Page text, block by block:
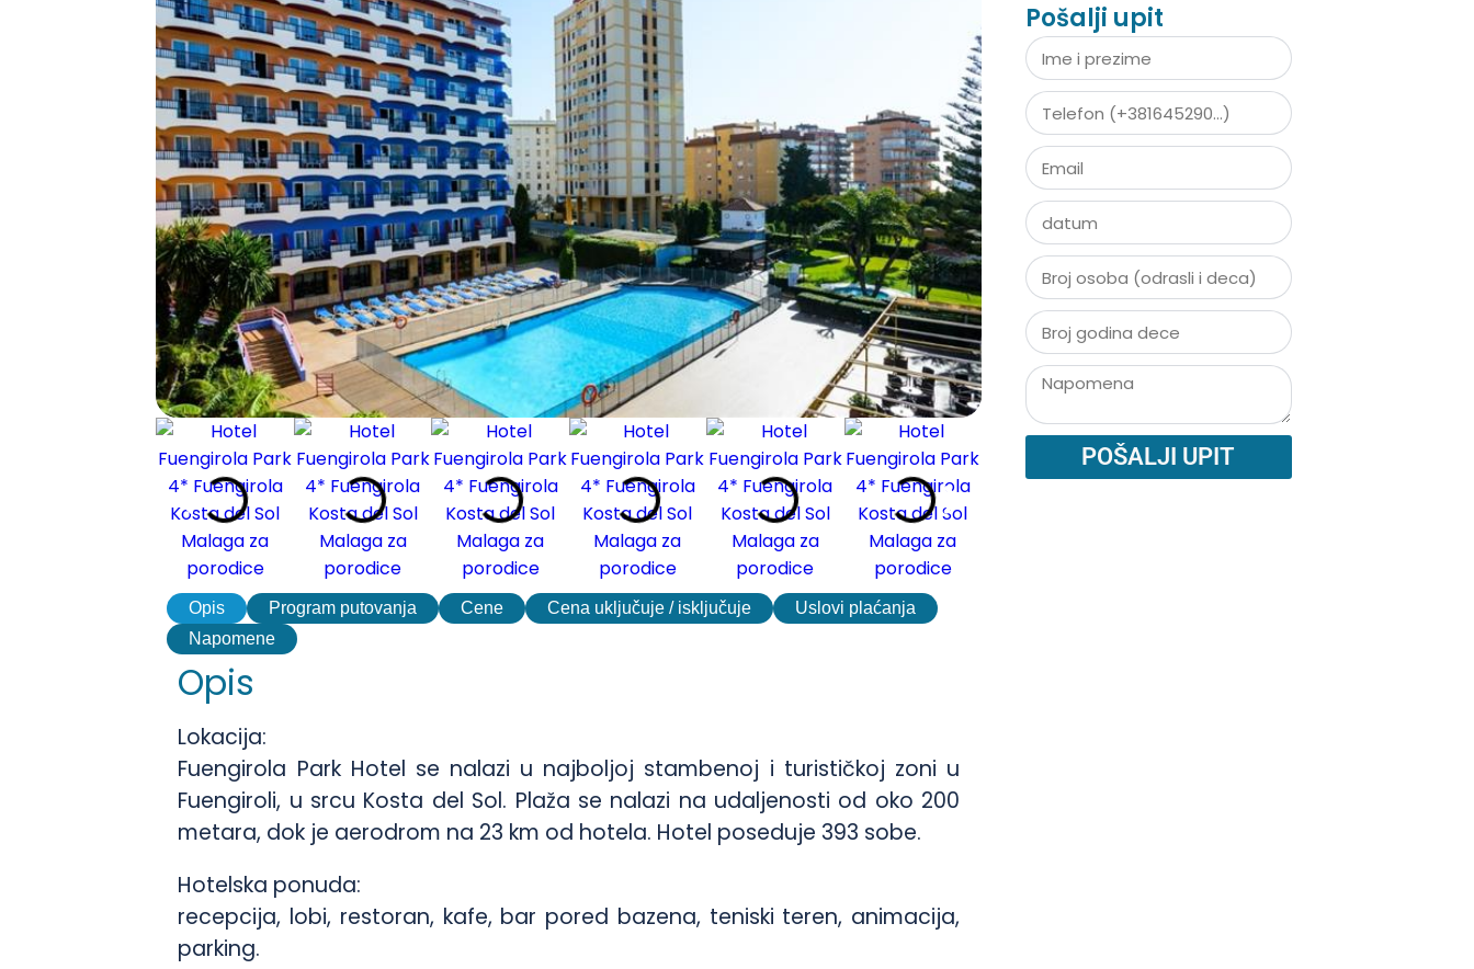
Opis Program putovanja Cene Cena uključuje / isključuje
Uslovi plaćanja
Napomene
Opis
Lokacija:
Fuengirola Park Hotel se nalazi u najboljoj stambenoj i turističkoj zoni u
Fuengiroli, u srcu Kosta del Sol. Plaža se nalazi na udaljenosti od oko 200
metara, dok je aerodrom na 23 km od hotela. Hotel poseduje 393 sobe.
Hotelska ponuda:
recepcija, lobi, restoran, kafe, bar pored bazena, teniski teren, animacija,
parking.
Pošalji upit
POŠALJI UPIT